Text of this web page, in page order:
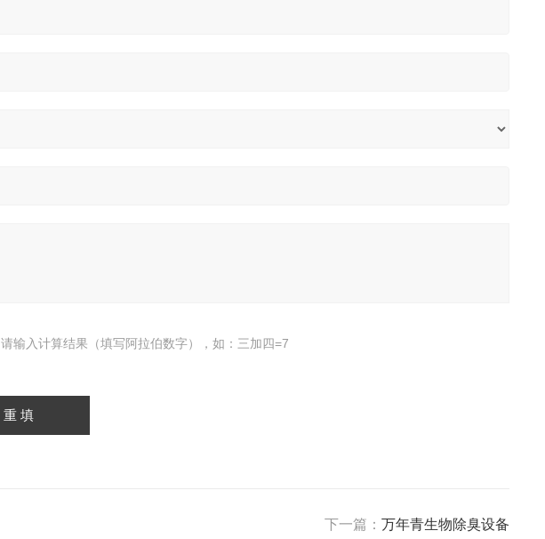
请输入计算结果（填写阿拉伯数字），如：三加四=7
下一篇： 万年青生物除臭设备